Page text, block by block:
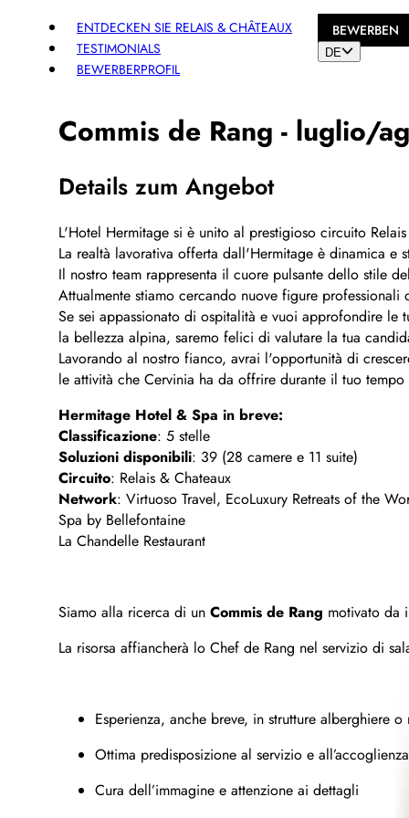
ENTDECKEN SIE RELAIS & CHÂTEAUX
TESTIMONIALS
BEWERBERPROFIL
BEWERBEN
DE
Teilen
Commis de Rang - luglio/
Details zum Angebot
L'Hotel Hermitage si è unito al prestigioso circuito
La realtà lavorativa offerta dall'Hermitage è dinamica e
Il nostro team rappresenta il cuore pulsante dello stile
Attualmente stiamo cercando nuove figure professionali
Se sei appassionato di ospitalità e vuoi approfondire le
la bellezza alpina, saremo felici di valutare la tua
Lavorando al nostro fianco, avrai l'opportunità di
le attività che Cervinia ha da offrire durante il tuo
Hermitage Hotel & Spa in breve:
Classificazione: 5 stelle
Soluzioni disponibili: 39 (28 camere e 11 suite)
Circuito: Relais & Chateaux
Network: Virtuoso Travel, EcoLuxury Retreats of the
Spa by Bellefontaine
La Chandelle Restaurant
Siamo alla ricerca di un Commis de Rang motivato da
La risorsa affiancherà lo Chef de Rang nel servizio di
Esperienza, anche breve, in strutture alberghiere
Ottima predisposizione al servizio e all’accoglienza
Cura dell’immagine e attenzione ai dettagli